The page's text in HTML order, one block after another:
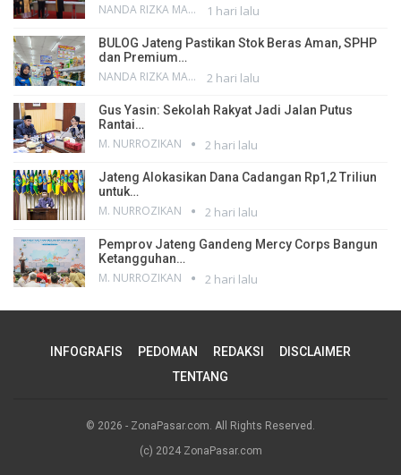
NANDA RIZKA MAHENDRA 1 hari lalu
BULOG Jateng Pastikan Stok Beras Aman, SPHP
dan Premium…
NANDA RIZKA MAHENDRA 2 hari lalu
Gus Yasin: Sekolah Rakyat Jadi Jalan Putus
Rantai…
M. NURROZIKAN 2 hari lalu
Jateng Alokasikan Dana Cadangan Rp1,2 Triliun
untuk…
M. NURROZIKAN 2 hari lalu
Pemprov Jateng Gandeng Mercy Corps Bangun
Ketangguhan…
M. NURROZIKAN 2 hari lalu
INFOGRAFIS PEDOMAN REDAKSI
DISCLAIMER
TENTANG
© 2026 - ZonaPasar.com. All Rights Reserved.
(c) 2024 ZonaPasar.com